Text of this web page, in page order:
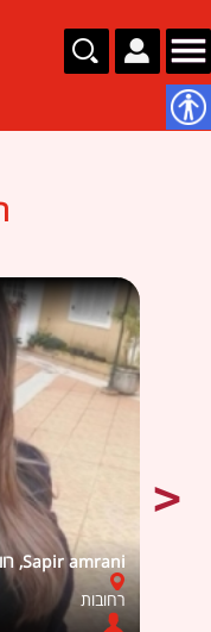
Sapir amrani, רווק/ה, 30
רחובות